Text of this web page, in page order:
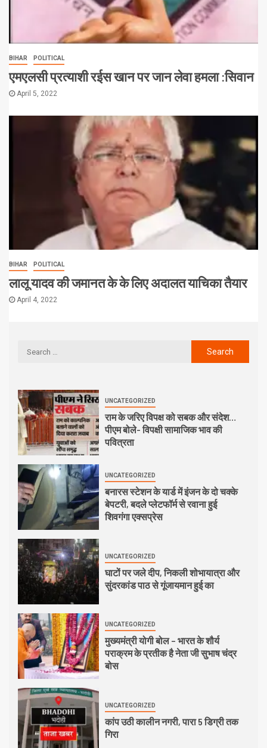
BIHAR POLITICAL
एमएलसी प्रत्याशी रईस खान पर जान लेवा हमला :सिवान
April 5, 2022
BIHAR POLITICAL
लालू यादव की जमानत के के लिए अदालत याचिका तैयार
April 4, 2022
UNCATEGORIZED
राम के जरिए विपक्ष को सबक और संदेश…
पीएम बोले- विपक्षी सामाजिक भाव की
पवित्रता
UNCATEGORIZED
बनारस स्टेशन के यार्ड में इंजन के दो चक्के
बेपटरी, बदले प्लेटफॉर्म से रवाना हुई
शिवगंगा एक्सप्रेस
UNCATEGORIZED
घाटों पर जले दीप, निकली शोभायात्रा और
सुंदरकांड पाठ से गूंजायमान हुई का
UNCATEGORIZED
मुख्यमंत्री योगी बोल – भारत के शौर्य
पराक्रम के प्रतीक है नेता जी सुभाष चंद्र
बोस
UNCATEGORIZED
कांप उठी कालीन नगरी, पारा 5 डिग्री तक
गिरा